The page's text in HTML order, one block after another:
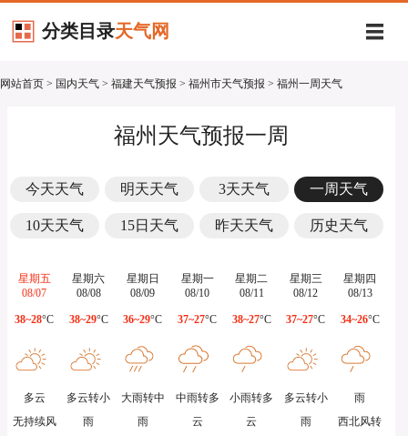
分类目录天气网
网站首页 > 国内天气 > 福建天气预报 > 福州市天气预报 > 福州一周天气
福州天气预报一周
今天天气 明天天气 3天天气 一周天气
10天天气 15日天气 昨天天气 历史天气
星期五
08/07
38~28°C
多云
无持续风
星期六
08/08
38~29°C
多云转小
雨
星期日
08/09
36~29°C
大雨转中
雨
星期一
08/10
37~27°C
中雨转多
云
星期二
08/11
38~27°C
小雨转多
云
星期三
08/12
37~27°C
多云转小
雨
星期四
08/13
34~26°C
雨
西北风转